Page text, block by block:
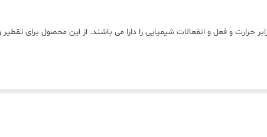
حرارت و فعل و انفعالات شیمیایی را دارا می باشند. از این محصول برای تقطیر